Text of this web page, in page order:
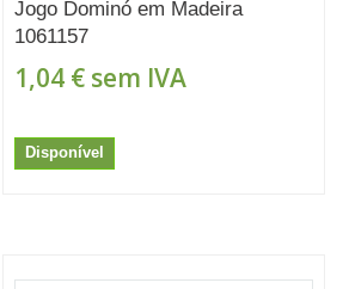
Jogo Dominó em Madeira
1061157
1,04 € sem IVA
Disponível